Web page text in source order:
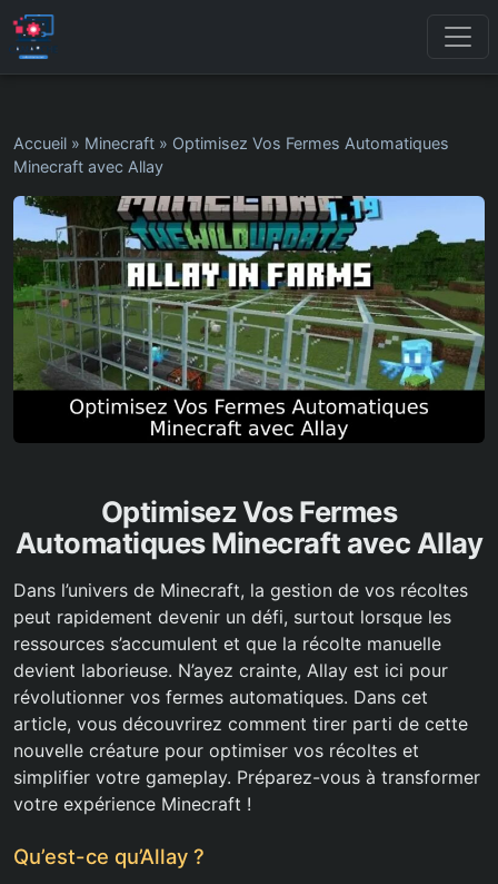
Accueil » Minecraft » Optimisez Vos Fermes Automatiques
Minecraft avec Allay
Optimisez Vos Fermes
Automatiques Minecraft avec Allay
Dans l’univers de Minecraft, la gestion de vos récoltes
peut rapidement devenir un défi, surtout lorsque les
ressources s’accumulent et que la récolte manuelle
devient laborieuse. N’ayez crainte, Allay est ici pour
révolutionner vos fermes automatiques. Dans cet
article, vous découvrirez comment tirer parti de cette
nouvelle créature pour optimiser vos récoltes et
simplifier votre gameplay. Préparez-vous à transformer
votre expérience Minecraft !
Qu’est-ce qu’Allay ?